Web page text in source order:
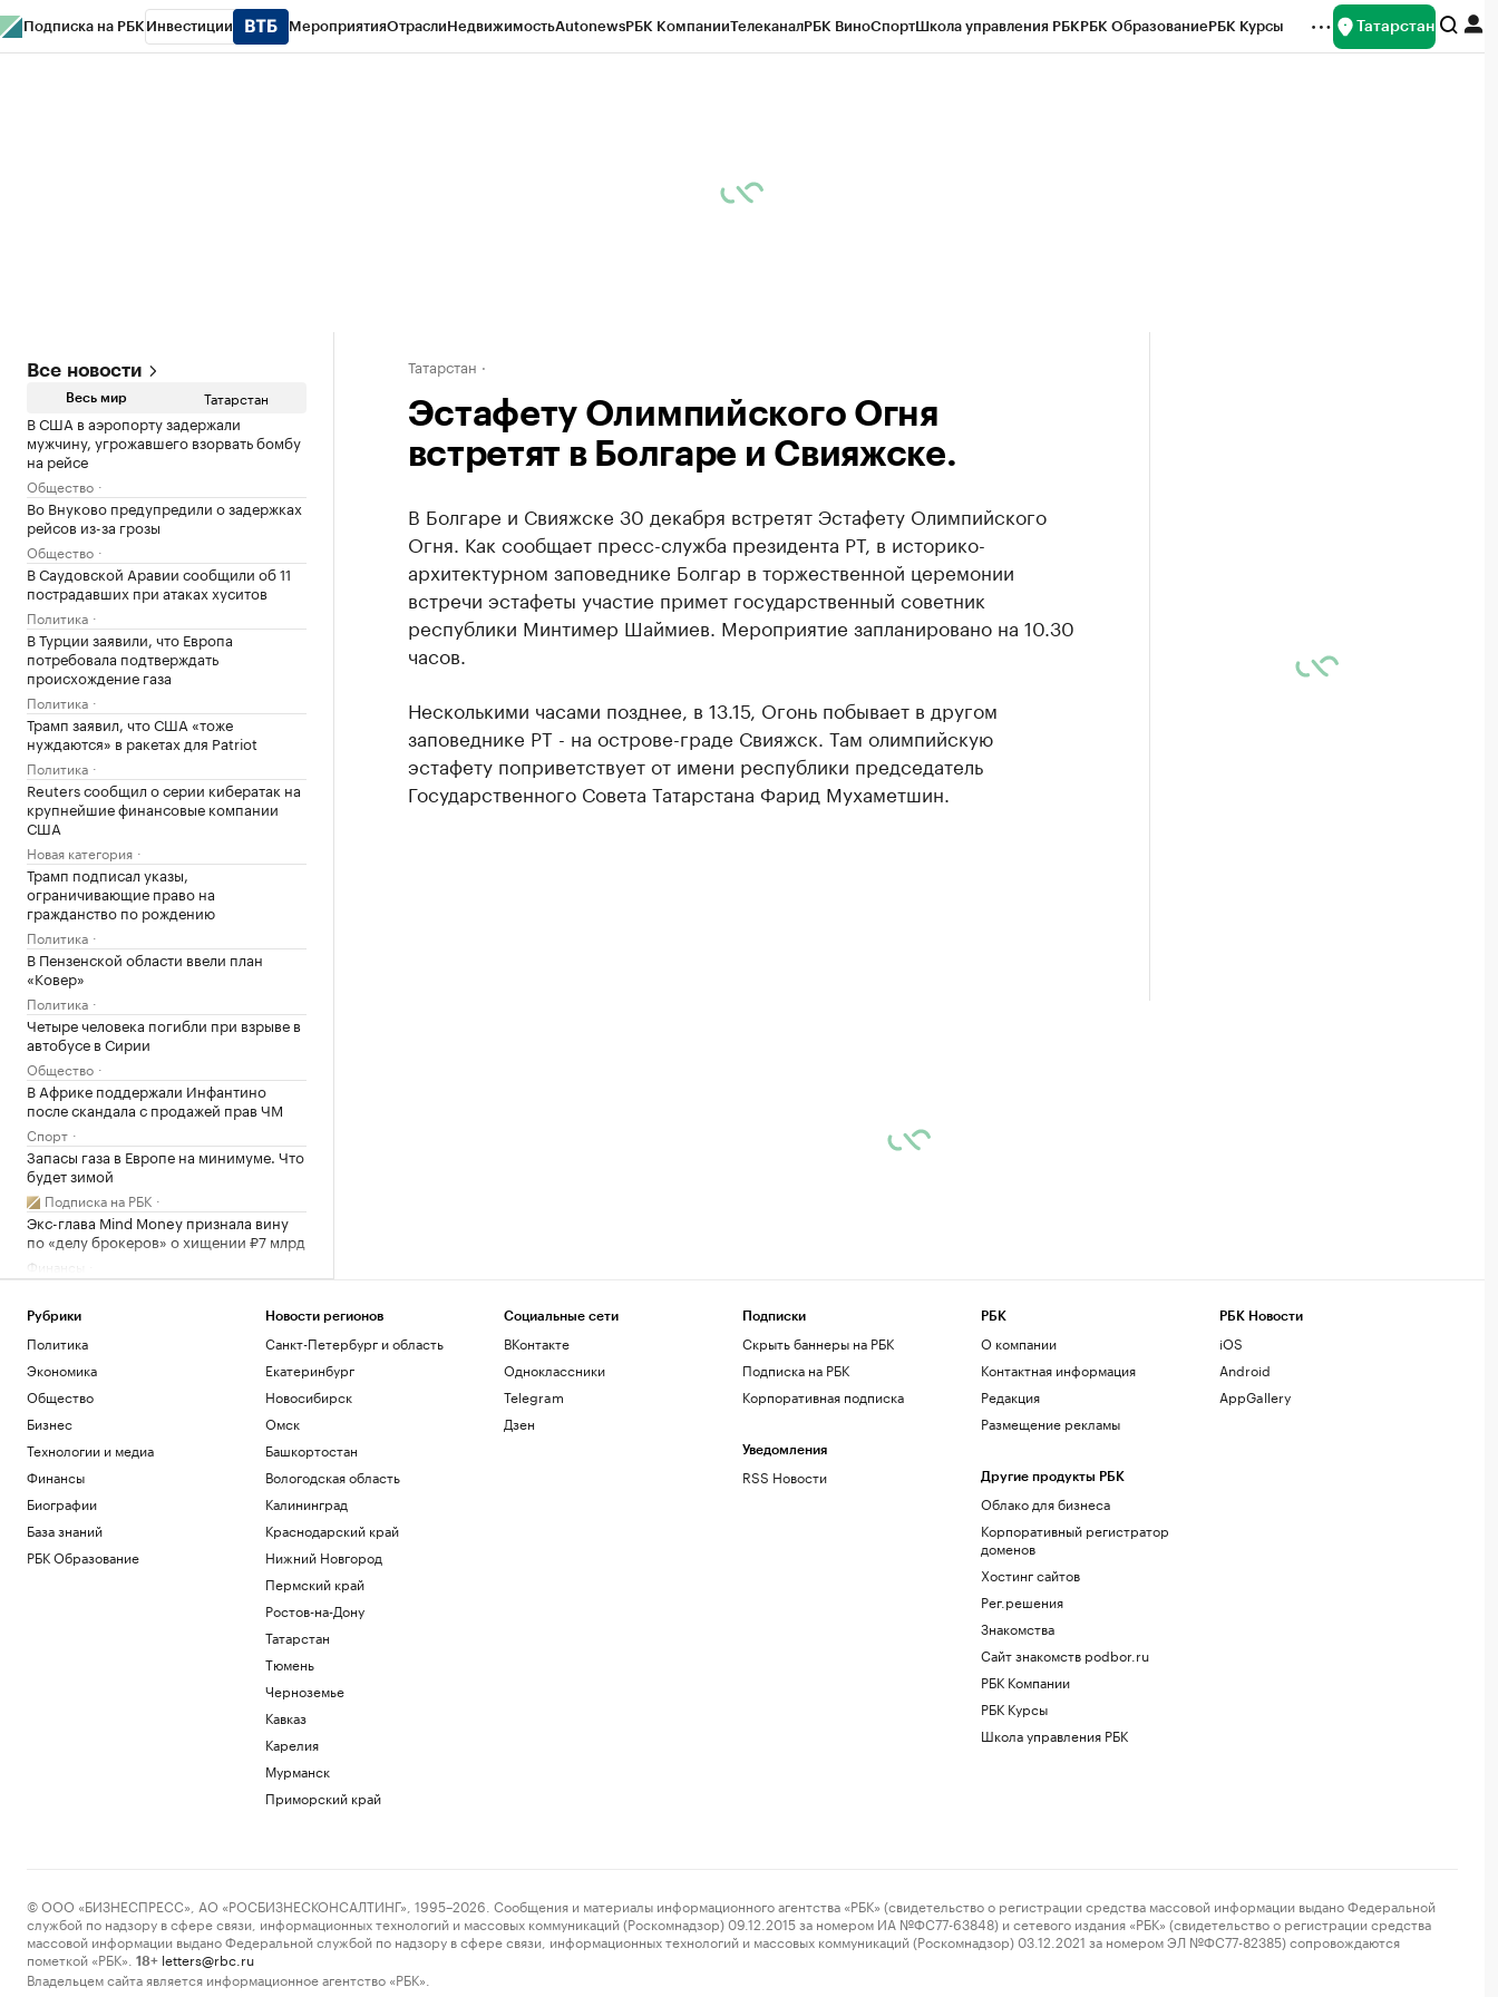
Подписка на РБК Инвестиции МероприятияОтраслиНедвижимостьAutonewsРБК КомпанииТелеканалРБК ВиноСпортШкола управления РБКРБК ОбразованиеРБК Курсы Татарстан
Все новости
Весь мир Татарстан
В США в аэропорту задержали
мужчину, угрожавшего взорвать бомбу
на рейсе
Общество
Во Внуково предупредили о задержках
рейсов из-за грозы
Общество
В Саудовской Аравии сообщили об 11
пострадавших при атаках хуситов
Политика
В Турции заявили, что Европа
потребовала подтверждать
происхождение газа
Политика
Трамп заявил, что США «тоже
нуждаются» в ракетах для Patriot
Политика
Reuters сообщил о серии кибератак на
крупнейшие финансовые компании
США
Новая категория
Трамп подписал указы,
ограничивающие право на
гражданство по рождению
Политика
В Пензенской области ввели план
«Ковер»
Политика
Четыре человека погибли при взрыве в
автобусе в Сирии
Общество
В Африке поддержали Инфантино
после скандала с продажей прав ЧМ
Спорт
Запасы газа в Европе на минимуме. Что
будет зимой
Подписка на РБК
Экс-глава Mind Money признала вину
по «делу брокеров» о хищении ₽7 млрд
Финансы
телескопа до высадки. Видео РБК
Трамп заявил о прогрессе в
урегулировании украинского
конфликта
Политика
увольнении
Политика
Матч Первой лиги перенесли из-за
проблем с вылетом «Сочи» в Москву
Перешедший в «Лидс» Траффорд стал
самым дорогим британским вратарем
Как устроены приватные террасы в
Аэропорт Домодедово открыли для
Женщина и ребенок погибли во время
Татарстан
Эстафету Олимпийского Огня
встретят в Болгаре и Свияжске.
В Болгаре и Свияжске 30 декабря встретят Эстафету Олимпийского
Огня. Как сообщает пресс-служба президента РТ, в историко-
архитектурном заповеднике Болгар в торжественной церемонии
встречи эстафеты участие примет государственный советник
республики Минтимер Шаймиев. Мероприятие запланировано на 10.30
часов.
Несколькими часами позднее, в 13.15, Огонь побывает в другом
заповеднике РТ - на острове-граде Свияжск. Там олимпийскую
эстафету поприветствует от имени республики председатель
Государственного Совета Татарстана Фарид Мухаметшин.
Рубрики
Политика
Экономика
Общество
Бизнес
Технологии и медиа
Финансы
Биографии
База знаний
РБК Образование
Новости регионов
Санкт-Петербург и область
Екатеринбург
Новосибирск
Омск
Башкортостан
Вологодская область
Калининград
Краснодарский край
Нижний Новгород
Пермский край
Ростов-на-Дону
Татарстан
Тюмень
Черноземье
Кавказ
Карелия
Мурманск
Приморский край
Социальные сети
ВКонтакте
Одноклассники
Telegram
Дзен
Подписки
Скрыть баннеры на РБК
Подписка на РБК
Корпоративная подписка
Уведомления
RSS Новости
РБК
О компании
Контактная информация
Редакция
Размещение рекламы
Другие продукты РБК
Облако для бизнеса
Корпоративный регистратор
доменов
Хостинг сайтов
Рег.решения
Знакомства
Сайт знакомств podbor.ru
РБК Компании
РБК Курсы
Школа управления РБК
РБК Новости
iOS
Android
AppGallery
© ООО «БИЗНЕСПРЕСС», АО «РОСБИЗНЕСКОНСАЛТИНГ», 1995–2026. Сообщения и материалы информационного агентства «РБК» (свидетельство о регистрации средства массовой информации выдано Федеральной
службой по надзору в сфере связи, информационных технологий и массовых коммуникаций (Роскомнадзор) 09.12.2015 за номером ИА №ФС77-63848) и сетевого издания «РБК» (свидетельство о регистрации средства
массовой информации выдано Федеральной службой по надзору в сфере связи, информационных технологий и массовых коммуникаций (Роскомнадзор) 03.12.2021 за номером ЭЛ №ФС77-82385) сопровождаются
пометкой «РБК».
18+ letters@rbc.ru
Владельцем сайта является информационное агентство «РБК».